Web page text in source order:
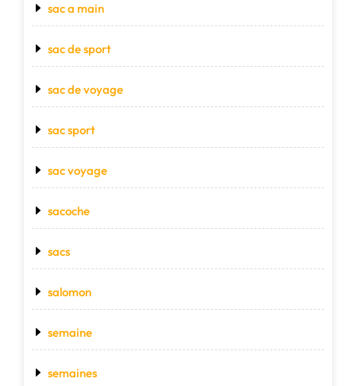
sac a main
sac de sport
sac de voyage
sac sport
sac voyage
sacoche
sacs
salomon
semaine
semaines